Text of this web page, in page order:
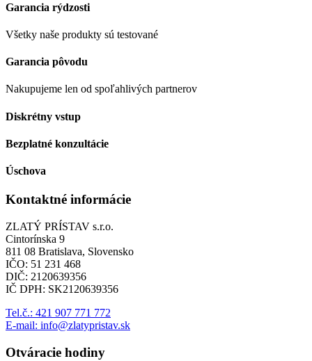
Garancia rýdzosti
Všetky naše produkty sú testované
Garancia pôvodu
Nakupujeme len od spoľahlivých partnerov
Diskrétny vstup
Bezplatné konzultácie
Úschova
Kontaktné informácie
ZLATÝ PRÍSTAV s.r.o.
Cintorínska 9
811 08 Bratislava, Slovensko
IČO: 51 231 468
DIČ: 2120639356
IČ DPH: SK2120639356
Tel.č.: 421 907 771 772
E-mail: info@zlatypristav.sk
Otváracie hodiny